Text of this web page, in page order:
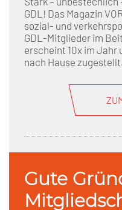
GDL! Das Magazin
sozial- und
GDL-Mitglieder im
erscheint 10x im Jahr
nach Hause zugestellt.
Gute